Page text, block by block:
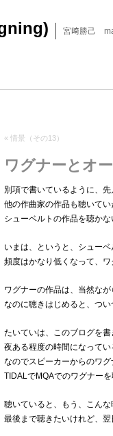
宮﨑勝己
« 情景（その13）
ワグナーとオ
別項で書いているように、
他の作曲家の作品も聴いてい
シューベルトの作品を聴か
いまは、というと、シュー
頻度はかなり低くなって、ワ
ワグナーの作品は、当然なが
なのに聴きはじめると、つい
たいていは、このブログを書
夜ある程度の時間になってい
なのでスピーカーからのワグ
TIDALでMQAでのワグナーを
聴いていると、もう、こんな
最後まで聴きたいけれど、